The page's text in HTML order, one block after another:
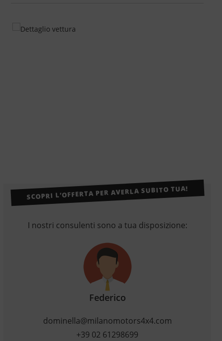
SCOPRI L’OFFERTA PER AVERLA SUBITO TUA!
I nostri consulenti sono a tua disposizione:
Federico
dominella@milanomotors4x4.com
+39 02 61298699